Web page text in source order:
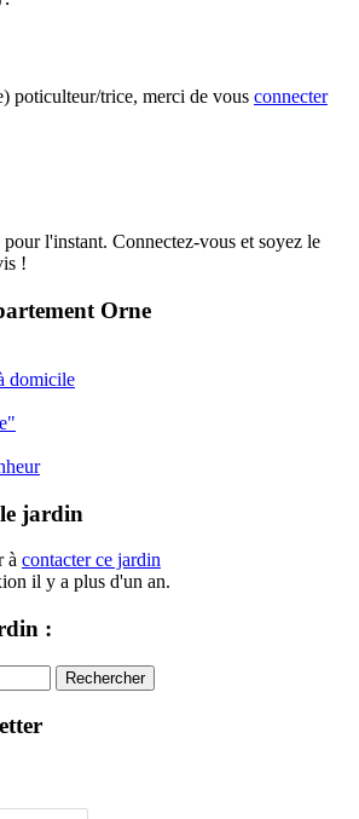
poticulteur/trice, merci de vous connecter
l'instant. Connectez-vous et soyez le
!
Orne
domicile
jardin
à contacter ce jardin
il y a plus d'un an.
:
Rechercher